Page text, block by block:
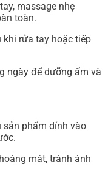
massage nhẹ
toàn.
khi rửa tay hoặc tiếp
ngày để dưỡng ẩm và
sản phẩm dính vào
mát, tránh ánh